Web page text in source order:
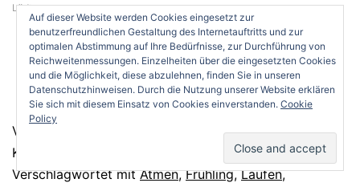
Lädt…
Veröffentlicht am
Kategorisiert als
Verschlagwortet mitAtmen,Frühling,Laufen,
Auf dieser Website werden Cookies eingesetzt zur
benutzerfreundlichen Gestaltung des Internetauftritts und zur
optimalen Abstimmung auf Ihre Bedürfnisse, zur Durchführung von
Reichweitenmessungen. Einzelheiten über die eingesetzten Cookies
und die Möglichkeit, diese abzulehnen, finden Sie in unseren
Datenschutzhinweisen. Durch die Nutzung unserer Website erklären
Sie sich mit diesem Einsatz von Cookies einverstanden. Cookie
Policy